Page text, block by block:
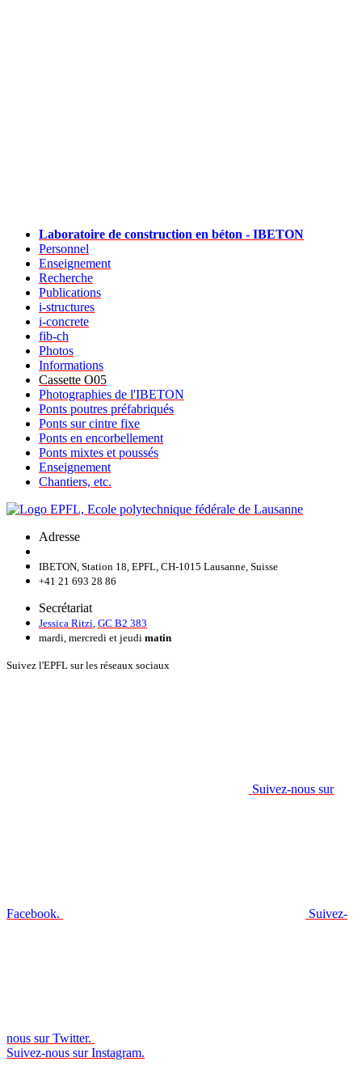
Laboratoire de construction en béton - IBETON
Personnel
Enseignement
Recherche
Publications
i-structures
i-concrete
fib-ch
Photos
Informations
Cassette O05
Photographies de l'IBETON
Ponts poutres préfabriqués
Ponts sur cintre fixe
Ponts en encorbellement
Ponts mixtes et poussés
Enseignement
Chantiers, etc.
Adresse
IBETON, Station 18, EPFL, CH-1015 Lausanne, Suisse
+41 21 693 28 86
Secrétariat
Jessica Ritzi GC B2 383
mardi, mercredi et jeudi matin
Suivez l'EPFL sur les réseaux sociaux
Suivez-nous sur
Facebook. Suivez-
nous sur Twitter.
Suivez-nous sur Instagram.